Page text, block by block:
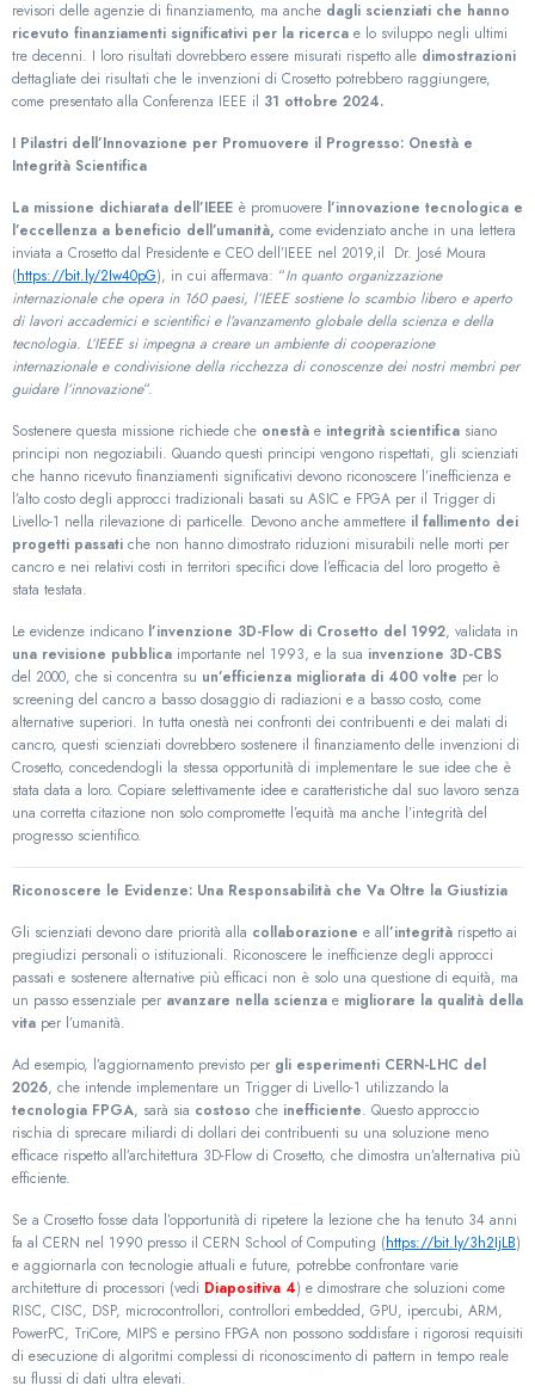
revisori delle agenzie di finanziamento, ma anche dagli scienziati che hanno
ricevuto finanziamenti significativi per la ricerca e lo sviluppo negli ultimi
tre decenni. I loro risultati dovrebbero essere misurati rispetto alle dimostrazioni
dettagliate dei risultati che le invenzioni di Crosetto potrebbero raggiungere,
come presentato alla Conferenza IEEE il 31 ottobre 2024.
I Pilastri dell’Innovazione per Promuovere il Progresso: Onestà e
Integrità Scientifica
La missione dichiarata dell’IEEE è promuovere l’innovazione tecnologica e
l’eccellenza a beneficio dell’umanità, come evidenziato anche in una lettera
inviata a Crosetto dal Presidente e CEO dell’IEEE nel 2019,il Dr. José Moura
(https://bit.ly/2Iw40pG), in cui affermava: “In quanto organizzazione
internazionale che opera in 160 paesi, l’IEEE sostiene lo scambio libero e aperto
di lavori accademici e scientifici e l’avanzamento globale della scienza e della
tecnologia. L’IEEE si impegna a creare un ambiente di cooperazione
internazionale e condivisione della ricchezza di conoscenze dei nostri membri per
guidare l’innovazione“.
Sostenere questa missione richiede che onestà e integrità scientifica siano
principi non negoziabili. Quando questi principi vengono rispettati, gli scienziati
che hanno ricevuto finanziamenti significativi devono riconoscere l’inefficienza e
l’alto costo degli approcci tradizionali basati su ASIC e FPGA per il Trigger di
Livello-1 nella rilevazione di particelle. Devono anche ammettere il fallimento dei
progetti passati che non hanno dimostrato riduzioni misurabili nelle morti per
cancro e nei relativi costi in territori specifici dove l’efficacia del loro progetto è
stata testata.
Le evidenze indicano l’invenzione 3D-Flow di Crosetto del 1992, validata in
una revisione pubblica importante nel 1993, e la sua invenzione 3D-CBS
del 2000, che si concentra su un’efficienza migliorata di 400 volte per lo
screening del cancro a basso dosaggio di radiazioni e a basso costo, come
alternative superiori. In tutta onestà nei confronti dei contribuenti e dei malati di
cancro, questi scienziati dovrebbero sostenere il finanziamento delle invenzioni di
Crosetto, concedendogli la stessa opportunità di implementare le sue idee che è
stata data a loro. Copiare selettivamente idee e caratteristiche dal suo lavoro senza
una corretta citazione non solo compromette l’equità ma anche l’integrità del
progresso scientifico.
Riconoscere le Evidenze: Una Responsabilità che Va Oltre la Giustizia
Gli scienziati devono dare priorità alla collaborazione e all’integrità rispetto ai
pregiudizi personali o istituzionali. Riconoscere le inefficienze degli approcci
passati e sostenere alternative più efficaci non è solo una questione di equità, ma
un passo essenziale per avanzare nella scienza e migliorare la qualità della
vita per l’umanità.
Ad esempio, l’aggiornamento previsto per gli esperimenti CERN-LHC del
2026, che intende implementare un Trigger di Livello-1 utilizzando la
tecnologia FPGA, sarà sia costoso che inefficiente. Questo approccio
rischia di sprecare miliardi di dollari dei contribuenti su una soluzione meno
efficace rispetto all’architettura 3D-Flow di Crosetto, che dimostra un’alternativa più
efficiente.
Se a Crosetto fosse data l’opportunità di ripetere la lezione che ha tenuto 34 anni
fa al CERN nel 1990 presso il CERN School of Computing (https://bit.ly/3h2IjLB)
e aggiornarla con tecnologie attuali e future, potrebbe confrontare varie
architetture di processori (vedi Diapositiva 4) e dimostrare che soluzioni come
RISC, CISC, DSP, microcontrollori, controllori embedded, GPU, ipercubi, ARM,
PowerPC, TriCore, MIPS e persino FPGA non possono soddisfare i rigorosi requisiti
di esecuzione di algoritmi complessi di riconoscimento di pattern in tempo reale
su flussi di dati ultra elevati.